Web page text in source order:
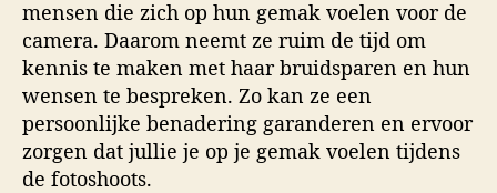
mensen die zich op hun gemak voelen voor de
camera. Daarom neemt ze ruim de tijd om
kennis te maken met haar bruidsparen en hun
wensen te bespreken. Zo kan ze een
persoonlijke benadering garanderen en ervoor
zorgen dat jullie je op je gemak voelen tijdens
de fotoshoots.